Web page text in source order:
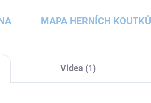
MAPA HERNÍCH KOUTKŮ
Videa (1)